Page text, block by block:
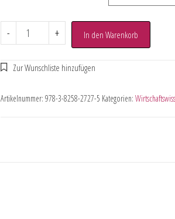
- + In den Warenkorb
Artikelnummer: 978-3-8258-2727-5 Kategorien: